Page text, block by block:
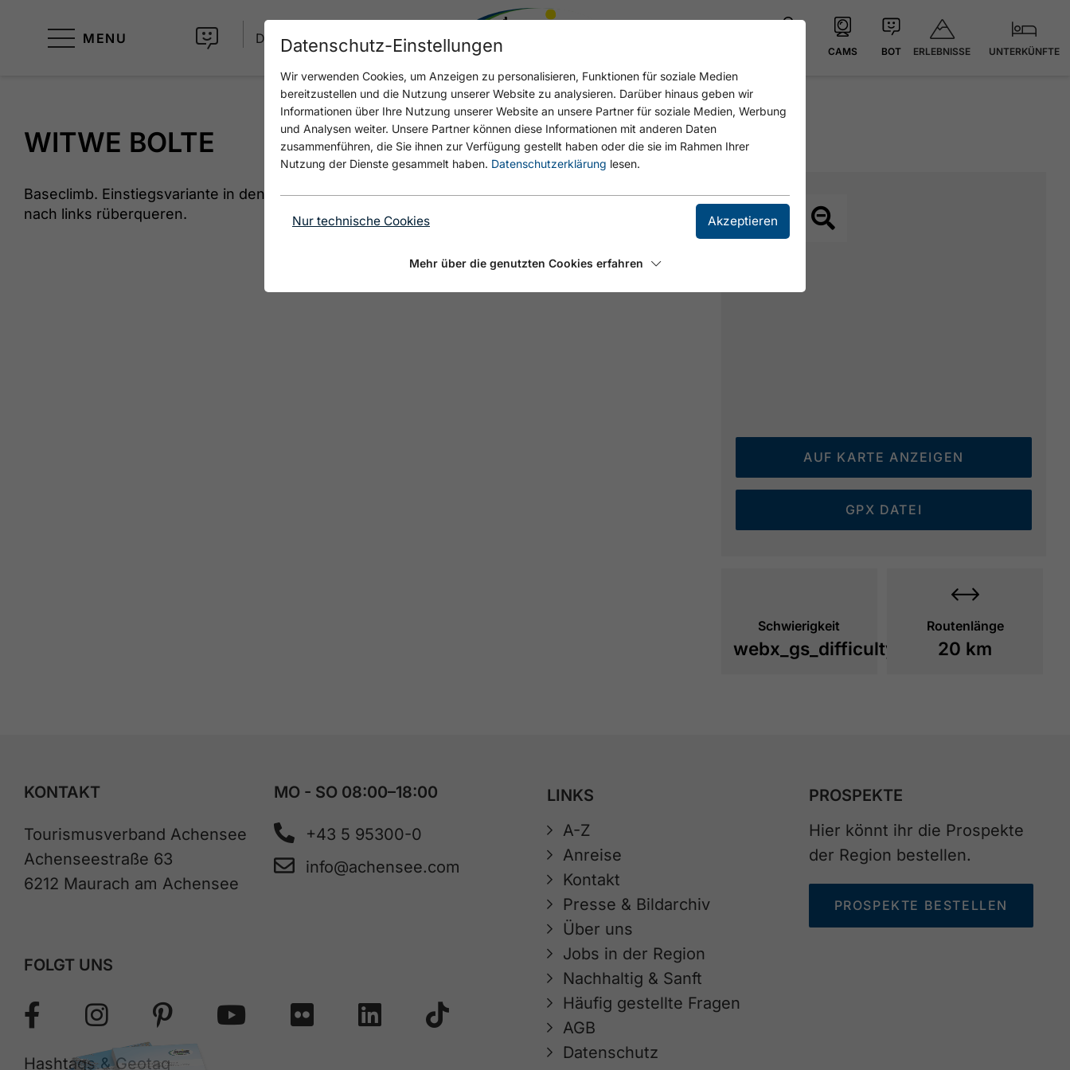
MENU DE
CAMS BOT ERLEBNISSE UNTERKÜNFTE
WITWE BOLTE
Baseclimb. Einstiegsvariante in den "Verbohrten Typ". Das Kant'l hoch und nach wenigen Metern
nach links rüberqueren.
AUF KARTE ANZEIGEN
GPX DATEI
Schwierigkeit
webx_gs_difficulty_
Routenlänge
20 km
KONTAKT
Tourismusverband Achensee
Achenseestraße 63
6212 Maurach am Achensee
MO - SO 08:00–18:00
+43 5 95300-0
info@achensee.com
FOLGT UNS
Hashtags & Geotag
LINKS
A-Z
Anreise
Kontakt
Presse & Bildarchiv
Über uns
Jobs in der Region
Nachhaltig & Sanft
Häufig gestellte Fragen
AGB
Datenschutz
PROSPEKTE
Hier könnt ihr die Prospekte
der Region bestellen.
PROSPEKTE BESTELLEN
Datenschutz-Einstellungen
Wir verwenden Cookies, um Anzeigen zu personalisieren, Funktionen für soziale Medien
bereitzustellen und die Nutzung unserer Website zu analysieren. Darüber hinaus geben wir
Informationen über Ihre Nutzung unserer Website an unsere Partner für soziale Medien, Werbung
und Analysen weiter. Unsere Partner können diese Informationen mit anderen Daten
zusammenführen, die Sie ihnen zur Verfügung gestellt haben oder die sie im Rahmen Ihrer
Nutzung der Dienste gesammelt haben. Datenschutzerklärung lesen.
Nur technische Cookies Akzeptieren
Mehr über die genutzten Cookies erfahren